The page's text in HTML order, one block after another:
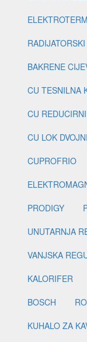
BAKRENE
CU TESNILNA
CU
CU LOK DVOJNI
CUPROFRIO
PRODIGY
UNUTARNJA
VANJSKA
KALORIFER
BOSCH
KUHALO ZA